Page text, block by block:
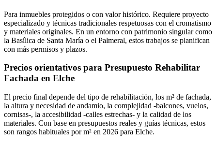
Para inmuebles protegidos o con valor histórico. Requiere proyecto
especializado y técnicas tradicionales respetuosas con el cromatismo
y materiales originales. En un entorno con patrimonio singular como
la Basílica de Santa María o el Palmeral, estos trabajos se planifican
con más permisos y plazos.
Precios orientativos para Presupuesto Rehabilitar
Fachada en Elche
El precio final depende del tipo de rehabilitación, los m² de fachada,
la altura y necesidad de andamio, la complejidad -balcones, vuelos,
cornisas-, la accesibilidad -calles estrechas- y la calidad de los
materiales. Con base en presupuestos reales y guías técnicas, estos
son rangos habituales por m² en 2026 para Elche.